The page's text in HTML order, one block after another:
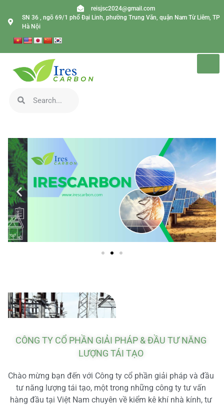
reisjsc2024@gmail.com
SN 36 , ngõ 69/1 phố Đại Linh, phường Trung Văn, quận Nam Từ Liêm, TP
Hà Nội
CÔNG TY CỔ PHẦN GIẢI PHÁP & ĐẦU TƯ NĂNG
LƯỢNG TÁI TẠO
Chào mừng bạn đến với Công ty cổ phần giải pháp và đầu
tư năng lượng tái tạo, một trong những công ty tư vấn
hàng đầu tại Việt Nam chuyên về kiểm kê khí nhà kính, tư